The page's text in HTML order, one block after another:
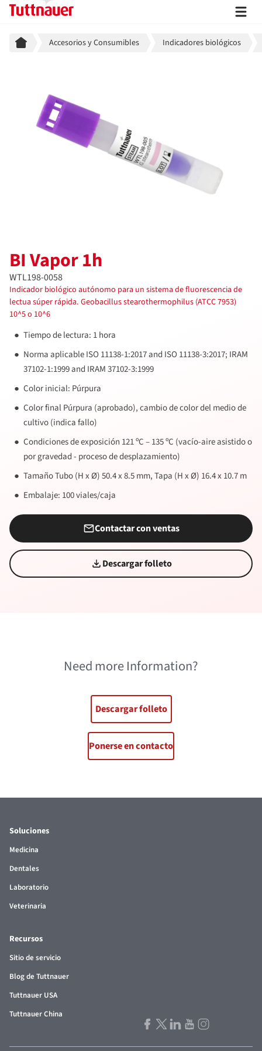
BreadcrumbAccesorios y Consumibles Indicadores biológicos
BI Vapor 1h
WTL198-0058
Indicador biológico autónomo para un sistema de fluorescencia de
lectua súper rápida. Geobacillus stearothermophilus (ATCC 7953)
10^5 o 10^6
Tiempo de lectura: 1 hora
Norma aplicable ISO 11138-1:2017 and ISO 11138-3:2017; IRAM
37102-1:1999 and IRAM 37102-3:1999
Color inicial: Púrpura
Color final Púrpura (aprobado), cambio de color del medio de
cultivo (indica fallo)
Condiciones de exposición 121 ºC – 135 ºC (vacío-aire asistido o
por gravedad - proceso de desplazamiento)
Tamaño Tubo (H x Ø) 50.4 x 8.5 mm, Tapa (H x Ø) 16.4 x 10.7 m
Embalaje: 100 viales/caja
Contactar con ventas
Descargar folleto
Need more Information?
Descargar folleto
Ponerse en contacto
Soluciones
Medicina
Dentales
Laboratorio
Veterinaria
Recursos
Sitio de servicio
Blog de Tuttnauer
Tuttnauer USA
Tuttnauer China